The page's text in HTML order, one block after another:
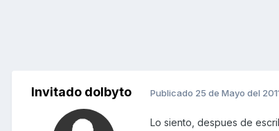
Invitado dolbyto Publicado 25 de Mayo del
Lo siento, despues de